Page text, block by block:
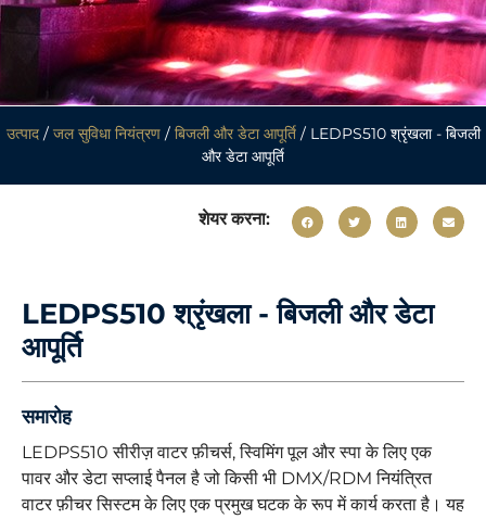
उत्पाद/ जल सुविधा नियंत्रण/ बिजली और डेटा आपूर्ति/ LEDPS510 श्रृंखला - बिजली
और डेटा आपूर्ति
शेयर करना:
LEDPS510 श्रृंखला - बिजली और डेटा
आपूर्ति
समारोह
LEDPS510 सीरीज़ वाटर फ़ीचर्स, स्विमिंग पूल और स्पा के लिए एक
पावर और डेटा सप्लाई पैनल है जो किसी भी DMX/RDM नियंत्रित
वाटर फ़ीचर सिस्टम के लिए एक प्रमुख घटक के रूप में कार्य करता है। यह